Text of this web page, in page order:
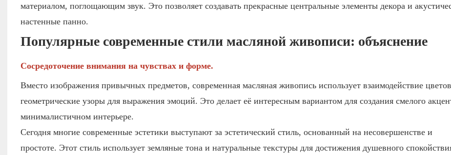
материалом, поглощающим звук. Это позволяет создавать прекрасные центральные элементы декора и
настенные панно.
Популярные современные стили масляной живописи: объяснение
Сосредоточение внимания на чувствах и форме.
Вместо изображения привычных предметов, современная масляная живопись использует взаимодействие
геометрические узоры для выражения эмоций. Это делает её интересным вариантом для создания смелого
минималистичном интерьере.
Сегодня многие современные эстетики выступают за эстетический стиль, основанный на несовершенстве и
простоте. Этот стиль использует земляные тона и натуральные текстуры для достижения душевного